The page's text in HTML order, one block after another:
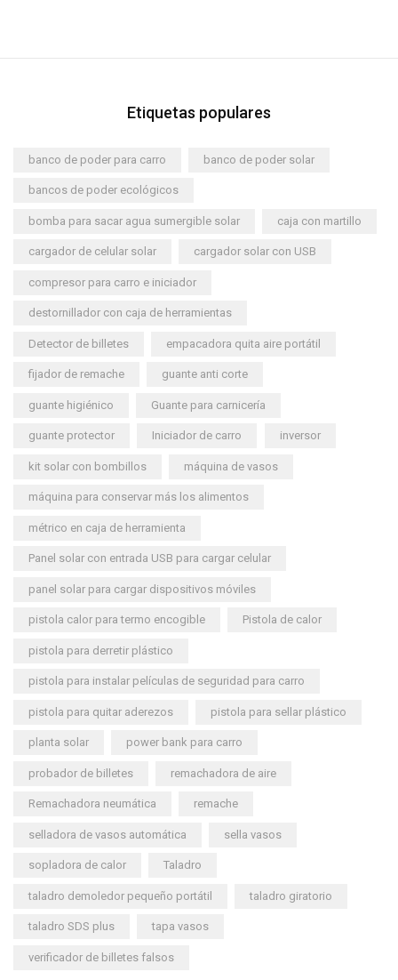
Etiquetas populares
banco de poder para carro banco de poder solar
bancos de poder ecológicos
bomba para sacar agua sumergible solar caja con martillo
cargador de celular solar cargador solar con USB
compresor para carro e iniciador
destornillador con caja de herramientas
Detector de billetes empacadora quita aire portátil
fijador de remache guante anti corte
guante higiénico Guante para carnicería
guante protector Iniciador de carro inversor
kit solar con bombillos máquina de vasos
máquina para conservar más los alimentos
métrico en caja de herramienta
Panel solar con entrada USB para cargar celular
panel solar para cargar dispositivos móviles
pistola calor para termo encogible Pistola de calor
pistola para derretir plástico
pistola para instalar películas de seguridad para carro
pistola para quitar aderezos pistola para sellar plástico
planta solar power bank para carro
probador de billetes remachadora de aire
Remachadora neumática remache
selladora de vasos automática sella vasos
sopladora de calor Taladro
taladro demoledor pequeño portátil taladro giratorio
taladro SDS plus tapa vasos
verificador de billetes falsos